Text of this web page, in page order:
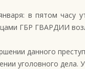
в пятом часу
ГБР ГВАРДИИ
данного
уголовного